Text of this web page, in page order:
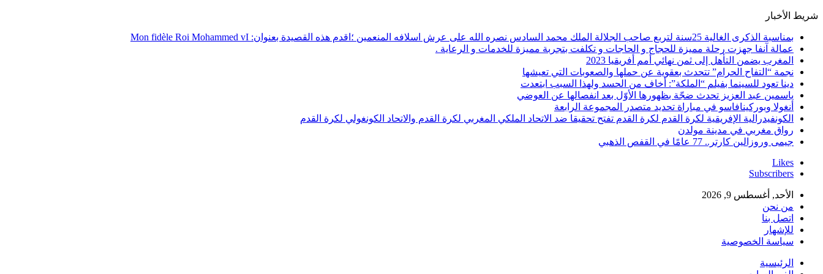
شريط الأخبار
بمناسبة الذكرى الغالية 25سنة لتربع صاحب الجلالة الملك محمد السادس نصره الله على عرش اسلافه المنعمين ؛اقدم هذه القصيدة بعنوان: Mon fidèle Roi Mohammed vI
عمالة آنفا جهزت رحلة مميزة للحجاج و الحاجات و تكلفت بتجربة مميزة للخدمات و الرعاية .
المغرب يضمن التأهل إلى ثمن نهائي أمم أفريقيا 2023
نجمة “التفاح الحرام” تتحدث بعقوية عن حملها والصعوبات التي تعيشها
دينا تعود للسينما بفيلم “الملكة”: أخاف من الحسد ولهذا السبب ابتعدت
ياسمين عبد العزيز تحدث ضجّة بظهورها الأوّل بعد انفصالها عن العوضي
أنغولا وبوركينافاسو في مباراة تحديد متصدر المجموعة الرابعة
الكونفيدرالية الإفريقية لكرة القدم لكرة القدم تفتح تحقيقا ضد الاتحاد الملكي المغربي لكرة القدم والاتحاد الكونغولي لكرة القدم
رواق مغربي في مدينة مولدن
جيمى وروزالين كارتر.. 77 عامًا في القفص الذهبي
Likes
Subscribers
الأحد, أغسطس 9, 2026
من نحن
اتصل بنا
للإشهار
سياسة الخصوصية
الرئيسية